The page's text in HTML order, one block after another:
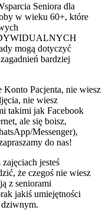
Seniora dla
w wieku 60+, które
mogą dotyczyć
bardziej
Konto Pacjenta, nie wiesz
nie wiesz
takimi jak Facebook
ale się boisz,
Messenger),
do nas!
jesteś
że czegoś nie wiesz
z seniorami
jakiś umiejętności
dziwnym.